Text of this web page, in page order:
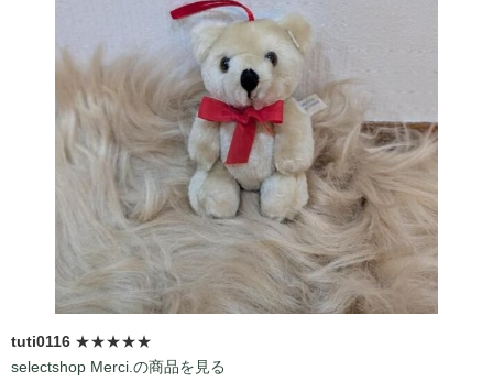
tuti0116 ★★★★★
selectshop Merci.の商品を見る